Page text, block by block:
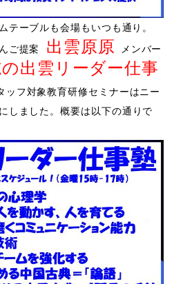
ーブルも会場もいつも通り。
ご提案 出雲原原
メンバー
出雲リーダー仕事
ッフ対象教育研修セミナーはニー
しました。概要は以下の通りで